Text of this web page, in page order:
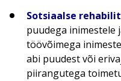
Sotsiaalse
puudega inimestele
töövõimega
abi puudest või
piirangutega